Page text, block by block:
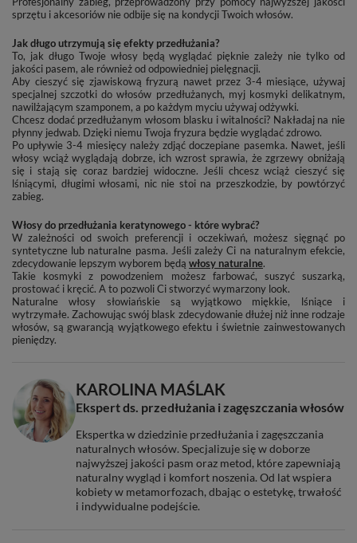
sprzętu i akcesoriów nie odbije się na kondycji Twoich włosów.
Jak długo utrzymują się efekty przedłużania?
To, jak długo Twoje włosy będą wyglądać pięknie zależy nie tylko od
jakości pasem, ale również od odpowiedniej pielęgnacji.
Aby cieszyć się zjawiskową fryzurą nawet przez 3-4 miesiące, używaj
specjalnej szczotki do włosów przedłużanych, myj kosmyki delikatnym,
nawilżającym szamponem, a po każdym myciu używaj odżywki.
Chcesz dodać przedłużanym włosom blasku i witalności? Nakładaj na nie
płynny jedwab. Dzięki niemu Twoja fryzura będzie wyglądać zdrowo.
Po upływie 3-4 miesięcy należy zdjąć doczepiane pasemka. Nawet, jeśli
włosy wciąż wyglądają dobrze, ich wzrost sprawia, że zgrzewy obniżają
się i stają się coraz bardziej widoczne. Jeśli chcesz wciąż cieszyć się
lśniącymi, długimi włosami, nic nie stoi na przeszkodzie, by powtórzyć
zabieg.
Włosy do przedłużania keratynowego - które wybrać?
W zależności od swoich preferencji i oczekiwań, możesz sięgnąć po
syntetyczne lub naturalne pasma. Jeśli zależy Ci na naturalnym efekcie,
zdecydowanie lepszym wyborem będą włosy naturalne.
Takie kosmyki z powodzeniem możesz farbować, suszyć suszarką,
prostować i kręcić. A to pozwoli Ci stworzyć wymarzony look.
Naturalne włosy słowiańskie są wyjątkowo miękkie, lśniące i
wytrzymałe. Zachowując swój blask zdecydowanie dłużej niż inne rodzaje
włosów, są gwarancją wyjątkowego efektu i świetnie zainwestowanych
pieniędzy.
KAROLINA MAŚLAK
Ekspert ds. przedłużania i zagęszczania włosów
Ekspertka w dziedzinie przedłużania i zagęszczania
naturalnych włosów. Specjalizuje się w doborze
najwyższej jakości pasm oraz metod, które zapewniają
naturalny wygląd i komfort noszenia. Od lat wspiera
kobiety w metamorfozach, dbając o estetykę, trwałość
i indywidualne podejście.